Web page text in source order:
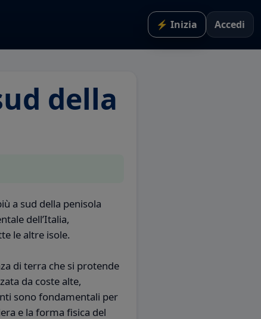
⚡ Inizia Accedi
della
a sud della penisola
dell’Italia,
le altre isole.
di terra che si protende
da coste alte,
sono fondamentali per
e la forma fisica del